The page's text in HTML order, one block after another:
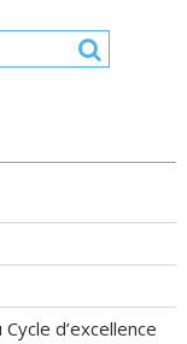
d’excellence